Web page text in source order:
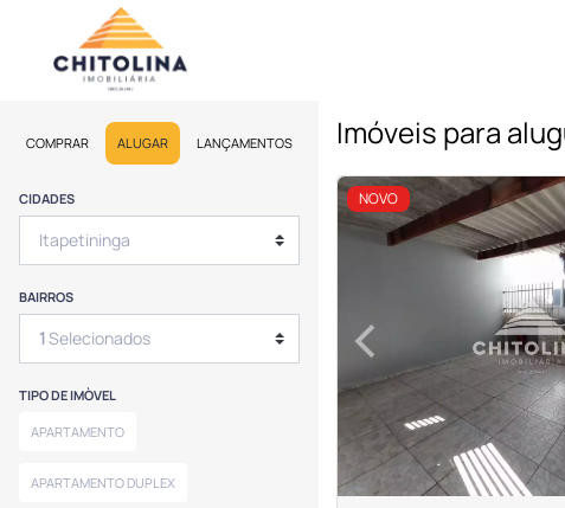
COMPRAR ALUGAR LANÇAMENTOS
CIDADES
BAIRROS
1Selecionados
TIPO DE IMÒVEL
APARTAMENTO
APARTAMENTO DUPLEX
Imóveis para
NOVO
<<<<
‹
Previous